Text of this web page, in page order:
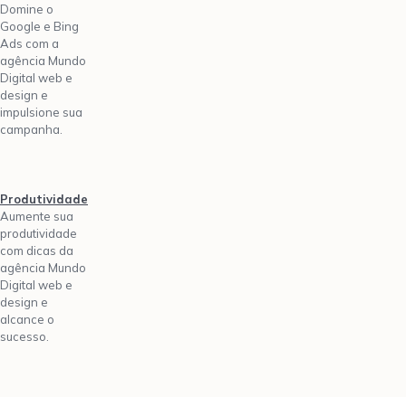
Domine o
Google e Bing
Ads com a
agência Mundo
Digital web e
design e
impulsione sua
campanha.
Produtividade
Aumente sua
produtividade
com dicas da
agência Mundo
Digital web e
design e
alcance o
sucesso.